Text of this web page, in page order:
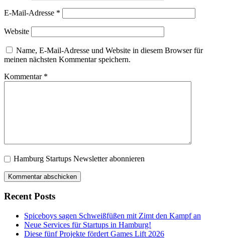
E-Mail-Adresse *
Website
Name, E-Mail-Adresse und Website in diesem Browser für
meinen nächsten Kommentar speichern.
Kommentar *
Hamburg Startups Newsletter abonnieren
Recent Posts
Spiceboys sagen Schweißfüßen mit Zimt den Kampf an
Neue Services für Startups in Hamburg!
Diese fünf Projekte fördert Games Lift 2026